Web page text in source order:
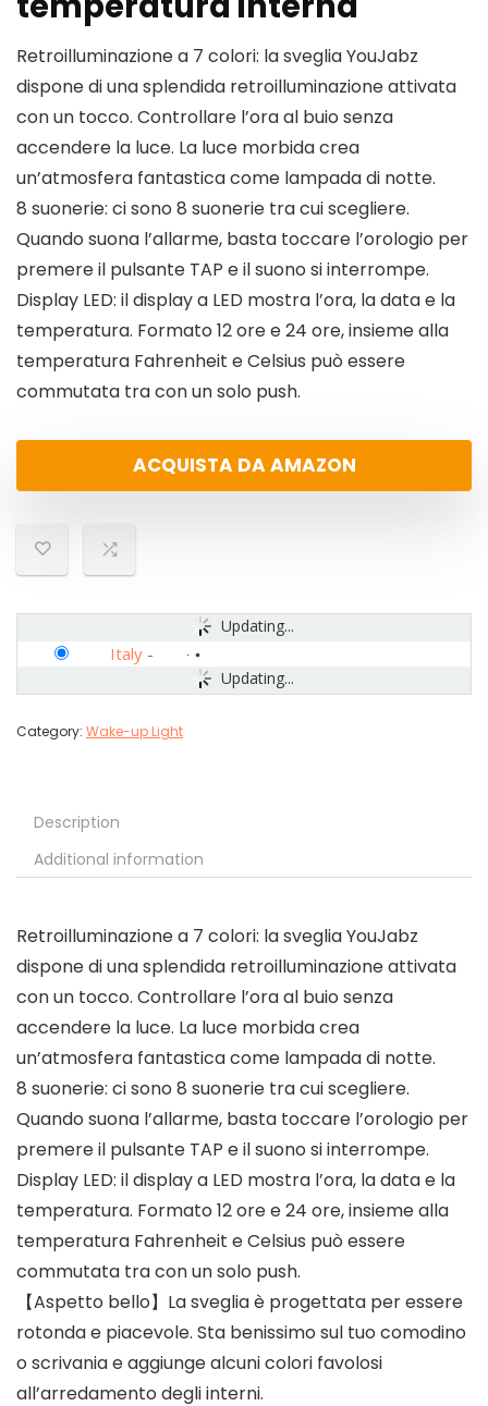
Retroilluminazione a 7 colori: la sveglia YouJabz
dispone di una splendida retroilluminazione attivata
con un tocco. Controllare l’ora al buio senza
accendere la luce. La luce morbida crea
un’atmosfera fantastica come lampada di notte.
8 suonerie: ci sono 8 suonerie tra cui scegliere.
Quando suona l’allarme, basta toccare l’orologio per
premere il pulsante TAP e il suono si interrompe.
Display LED: il display a LED mostra l’ora, la data e la
temperatura. Formato 12 ore e 24 ore, insieme alla
temperatura Fahrenheit e Celsius può essere
commutata tra con un solo push.
ACQUISTA DA AMAZON
Updating...
Updating...
Italy -
Category: Wake-up Light
Description
Additional information
Retroilluminazione a 7 colori: la sveglia YouJabz
dispone di una splendida retroilluminazione attivata
con un tocco. Controllare l’ora al buio senza
accendere la luce. La luce morbida crea
un’atmosfera fantastica come lampada di notte.
8 suonerie: ci sono 8 suonerie tra cui scegliere.
Quando suona l’allarme, basta toccare l’orologio per
premere il pulsante TAP e il suono si interrompe.
Display LED: il display a LED mostra l’ora, la data e la
temperatura. Formato 12 ore e 24 ore, insieme alla
temperatura Fahrenheit e Celsius può essere
commutata tra con un solo push.
【Aspetto bello】La sveglia è progettata per essere
rotonda e piacevole. Sta benissimo sul tuo comodino
o scrivania e aggiunge alcuni colori favolosi
all’arredamento degli interni.